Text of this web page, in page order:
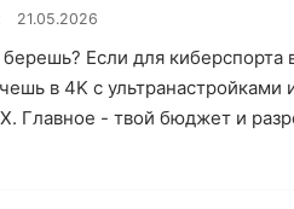
21.05.2026
Если для киберспорта
в 4K с
Главное - твой бюджет и